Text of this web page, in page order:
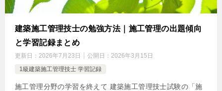
建築施工管理技士の勉強方法｜施工管理の出題傾向
と学習記録まとめ
更新日： 2026年7月23日 公開日： 2026年3月15日
1級建築施工管理技士 学習記録
施工管理分野の学習を終えて 建築施工管理技士試験の「施